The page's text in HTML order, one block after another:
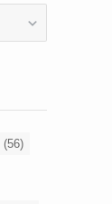
(56)